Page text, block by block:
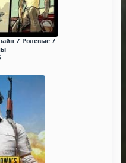
/ Ролевые /